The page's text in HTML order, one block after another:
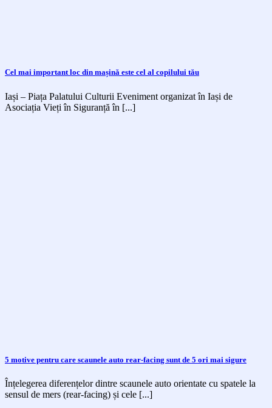
Cel mai important loc din mașină este cel al copilului tău
Iași – Piața Palatului Culturii Eveniment organizat în Iași de
Asociația Vieți în Siguranță în [...]
5 motive pentru care scaunele auto rear-facing sunt de 5 ori mai sigure
Înțelegerea diferențelor dintre scaunele auto orientate cu spatele la
sensul de mers (rear-facing) și cele [...]